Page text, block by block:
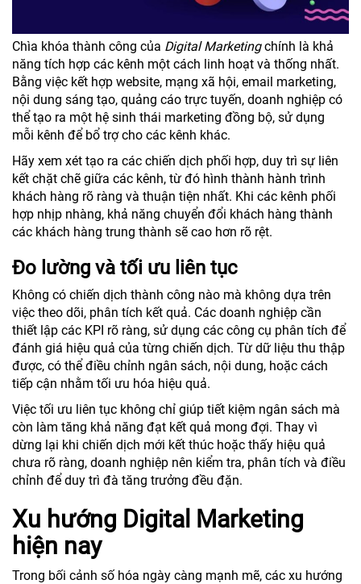
Chìa khóa thành công của Digital Marketingchính là khả
năng tích hợp các kênh một cách linh hoạt và thống nhất.
Bằng việc kết hợp website, mạng xã hội, email marketing,
nội dung sáng tạo, quảng cáo trực tuyến, doanh nghiệp có
thể tạo ra một hệ sinh thái marketing đồng bộ, sử dụng
mỗi kênh để bổ trợ cho các kênh khác.
Hãy xem xét tạo ra các chiến dịch phối hợp, duy trì sự liên
kết chặt chẽ giữa các kênh, từ đó hình thành hành trình
khách hàng rõ ràng và thuận tiện nhất. Khi các kênh phối
hợp nhịp nhàng, khả năng chuyển đổi khách hàng thành
các khách hàng trung thành sẽ cao hơn rõ rệt.
Đo lường và tối ưu liên tục
Không có chiến dịch thành công nào mà không dựa trên
việc theo dõi, phân tích kết quả. Các doanh nghiệp cần
thiết lập các KPI rõ ràng, sử dụng các công cụ phân tích để
đánh giá hiệu quả của từng chiến dịch. Từ dữ liệu thu thập
được, có thể điều chỉnh ngân sách, nội dung, hoặc cách
tiếp cận nhằm tối ưu hóa hiệu quả.
Việc tối ưu liên tục không chỉ giúp tiết kiệm ngân sách mà
còn làm tăng khả năng đạt kết quả mong đợi. Thay vì
dừng lại khi chiến dịch mới kết thúc hoặc thấy hiệu quả
chưa rõ ràng, doanh nghiệp nên kiểm tra, phân tích và điều
chỉnh để duy trì đà tăng trưởng đều đặn.
Xu hướng Digital Marketing
hiện nay
Trong bối cảnh số hóa ngày càng mạnh mẽ, các xu hướng